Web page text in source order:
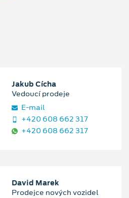
Jakub Cícha
Vedoucí prodeje
E‑mail
+420 608 662 317
+420 608 662 317
David Marek
Prodejce nových vozidel